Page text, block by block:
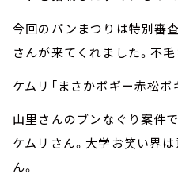
今回のパンまつりは特別審
さんが来てくれました。不毛
ケムリ「まさかボギー赤松ボ
山里さんのブンなぐり案件
ケムリさん。大学お笑い界
ん。